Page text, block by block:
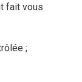
fait vous
;